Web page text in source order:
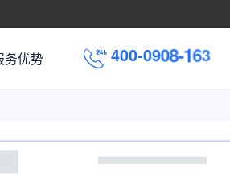
务优势 400-0908-163